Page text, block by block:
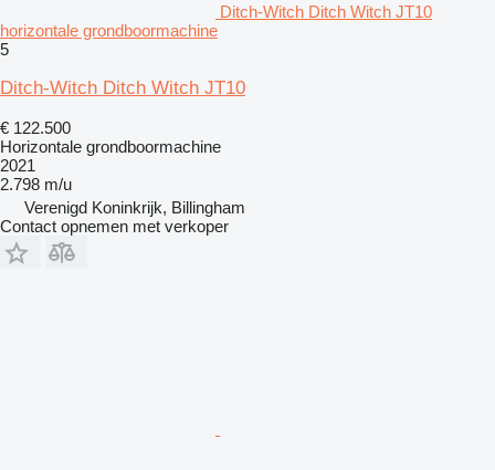
Ditch-Witch Ditch Witch JT10
horizontale grondboormachine
5
Ditch-Witch Ditch Witch JT10
€ 122.500
Horizontale grondboormachine
2021
2.798 m/u
Verenigd Koninkrijk, Billingham
Contact opnemen met verkoper